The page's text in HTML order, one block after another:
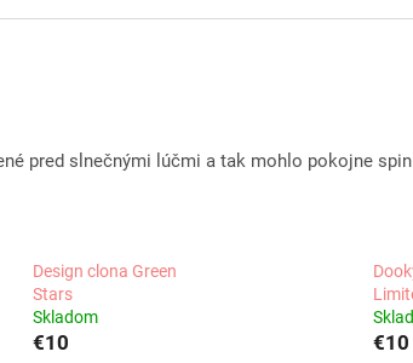
pred slnečnými lúčmi a tak mohlo pokojne
Design clona Green
Stars
Skladom
€10 €10